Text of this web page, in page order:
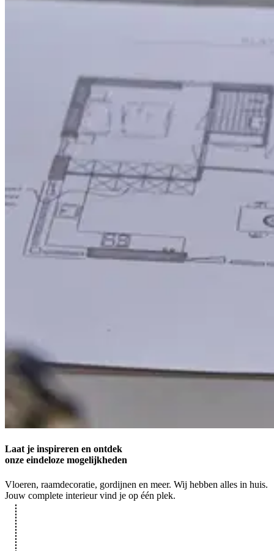
Laat je inspireren en ontdek
onze eindeloze mogelijkheden
Vloeren, raamdecoratie, gordijnen en meer. Wij hebben alles in huis.
Jouw complete interieur vind je op één plek.